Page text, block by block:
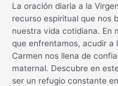
La oración diaria a la
recurso espiritual que nos
nuestra vida cotidiana. En
que enfrentamos, acudir a
Carmen nos llena de
maternal. Descubre en
ser un refugio constante